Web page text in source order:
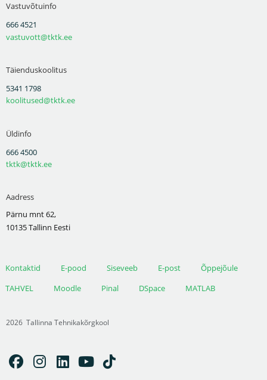
Vastuvõtuinfo
666 4521
vastuvott@tktk.ee
Täienduskoolitus
5341 1798
koolitused@tktk.ee
Üldinfo
666 4500
tktk@tktk.ee
Aadress
Pärnu mnt 62,
10135 Tallinn Eesti
Kontaktid E-pood Siseveeb E-post
Õppejõule
TAHVEL
Moodle Pinal DSpace MATLAB
2026 Tallinna Tehnikakõrgkool